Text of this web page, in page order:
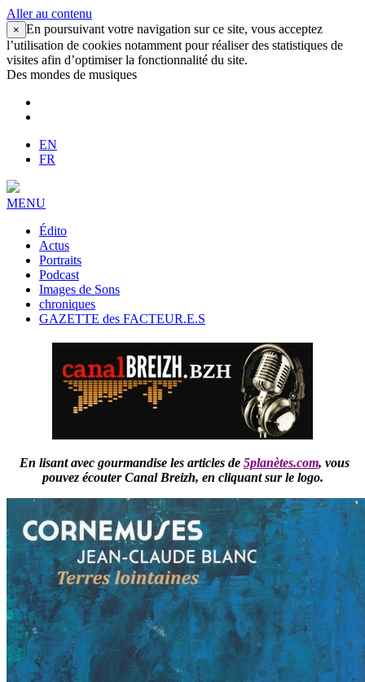
Aller au contenu
× En poursuivant votre navigation sur ce site, vous acceptez
l’utilisation de cookies notamment pour réaliser des statistiques de
visites afin d’optimiser la fonctionnalité du site.
Des mondes de musiques
EN
FR
MENU
Édito
Actus
Portraits
Podcast
Images de Sons
chroniques
GAZETTE des FACTEUR.E.S
En lisant avec gourmandise les articles de 5planètes.com, vous
pouvez écouter Canal Breizh, en cliquant sur le logo.